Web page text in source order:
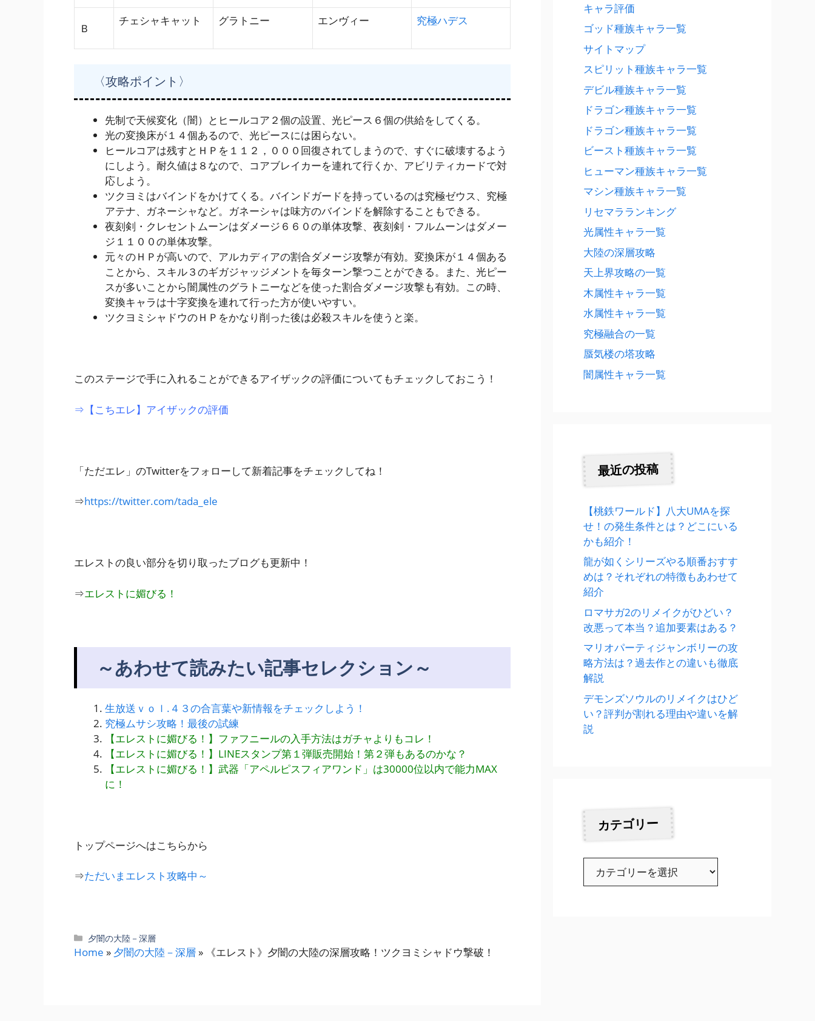
Ｂ
チェシャキャット グラトニー エンヴィー 究極ハデス
〈攻略ポイント〉
先制で天候変化（闇）とヒールコア２個の設置、光ピース６個の供給をしてくる。
光の変換床が１４個あるので、光ピースには困らない。
ヒールコアは残すとＨＰを１１２，０００回復されてしまうので、すぐに破壊するよう
にしよう。耐久値は８なので、コアブレイカーを連れて行くか、アビリティカードで対
応しよう。
ツクヨミはバインドをかけてくる。バインドガードを持っているのは究極ゼウス、究極
アテナ、ガネーシャなど。ガネーシャは味方のバインドを解除することもできる。
夜刻剣・クレセントムーンはダメージ６６０の単体攻撃、夜刻剣・フルムーンはダメー
ジ１１００の単体攻撃。
元々のＨＰが高いので、アルカディアの割合ダメージ攻撃が有効。変換床が１４個ある
ことから、スキル３のギガジャッジメントを毎ターン撃つことができる。また、光ピー
スが多いことから闇属性のグラトニーなどを使った割合ダメージ攻撃も有効。この時、
変換キャラは十字変換を連れて行った方が使いやすい。
ツクヨミシャドウのＨＰをかなり削った後は必殺スキルを使うと楽。
このステージで手に入れることができるアイザックの評価についてもチェックしておこう！
⇒【こちエレ】アイザックの評価
「ただエレ」のTwitterをフォローして新着記事をチェックしてね！
⇒https://twitter.com/tada_ele
エレストの良い部分を切り取ったブログも更新中！
⇒エレストに媚びる！
～あわせて読みたい記事セレクション～
生放送ｖｏｌ.４３の合言葉や新情報をチェックしよう！
究極ムサシ攻略！最後の試練
【エレストに媚びる！】ファフニールの入手方法はガチャよりもコレ！
【エレストに媚びる！】LINEスタンプ第１弾販売開始！第２弾もあるのかな？
【エレストに媚びる！】武器「アペルピスフィアワンド」は30000位以内で能力MAX
に！
トップページへはこちらから
⇒ただいまエレスト攻略中～
カ
テ
夕闇の大陸－深層
Home » 夕闇の大陸－深層 » 《エレスト》夕闇の大陸の深層攻略！ツクヨミシャドウ撃破！
キャラ評価
ゴッド種族キャラ一覧
サイトマップ
スピリット種族キャラ一覧
デビル種族キャラ一覧
ドラゴン種族キャラ一覧
ドラゴン種族キャラ一覧
ビースト種族キャラ一覧
ヒューマン種族キャラ一覧
マシン種族キャラ一覧
リセマラランキング
光属性キャラ一覧
大陸の深層攻略
天上界攻略の一覧
木属性キャラ一覧
水属性キャラ一覧
究極融合の一覧
蜃気楼の塔攻略
闇属性キャラ一覧
最近の投稿
【桃鉄ワールド】八大UMAを探
せ！の発生条件とは？どこにいる
かも紹介！
龍が如くシリーズやる順番おすす
めは？それぞれの特徴もあわせて
紹介
ロマサガ2のリメイクがひどい？
改悪って本当？追加要素はある？
マリオパーティジャンボリーの攻
略方法は？過去作との違いも徹底
解説
デモンズソウルのリメイクはひど
い？評判が割れる理由や違いを解
説
カテゴリー